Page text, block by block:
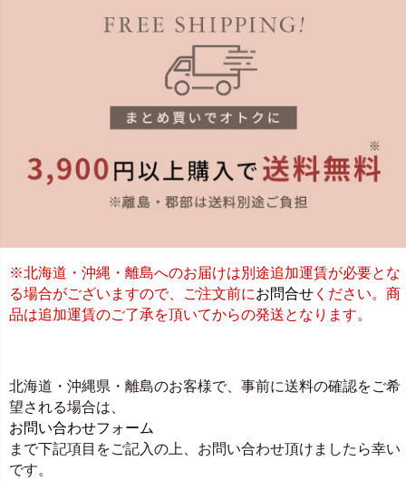
※北海道・沖縄・離島へのお届けは別途追加運賃が必要とな
る場合がございますので、ご注文前にお問合せ ください。商
品は追加運賃のご了承を頂いてからの発送となります。
北海道・沖縄県・離島のお客様で、事前に送料の確認をご希
望される場合は、
お問い合わせフォーム
まで下記項目をご記入の上、お問い合わせ頂けましたら幸い
です。